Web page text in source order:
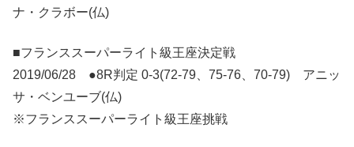
ナ・クラボー(仏)
■フランススーパーライト級王座決定戦
2019/06/28 ●8R判定 0-3(72-79、75-76、70-79) アニッ
サ・ベンユーブ(仏)
※フランススーパーライト級王座挑戦